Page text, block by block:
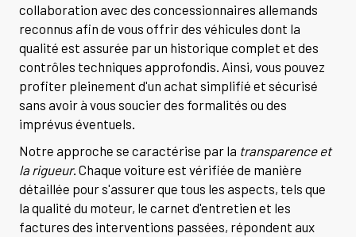
collaboration avec des concessionnaires allemands
reconnus afin de vous offrir des véhicules dont la
qualité est assurée par un historique complet et des
contrôles techniques approfondis. Ainsi, vous pouvez
profiter pleinement d'un achat simplifié et sécurisé
sans avoir à vous soucier des formalités ou des
imprévus éventuels.
Notre approche se caractérise par la transparence et
la rigueur. Chaque voiture est vérifiée de manière
détaillée pour s'assurer que tous les aspects, tels que
la qualité du moteur, le carnet d'entretien et les
factures des interventions passées, répondent aux